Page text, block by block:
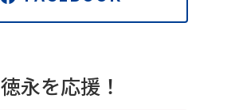
徳永を応援！